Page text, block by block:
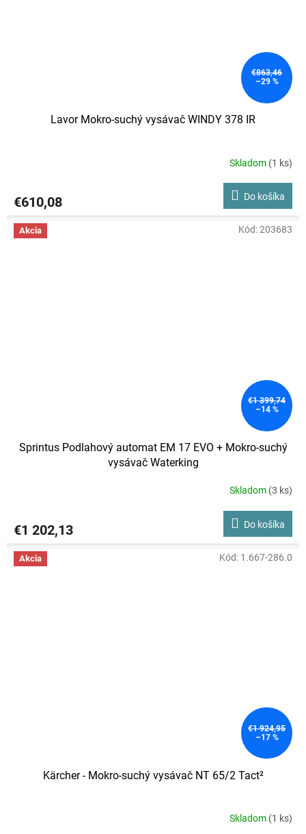
€863,46
–29 %
Lavor Mokro-suchý vysávač WINDY 378 IR
Skladom (1 ks)
€610,08 Do košíka
Akcia
€1 399,74
–14 %
Sprintus Podlahový automat EM 17 EVO + Mokro-suchý
vysávač Waterking
Skladom (3 ks)
€1 202,13 Do košíka
Kód:203683
Akcia
€1 924,95
–17 %
Kärcher - Mokro-suchý vysávač NT 65/2 Tact²
Skladom (1 ks)
Kód: 1.667-286.0